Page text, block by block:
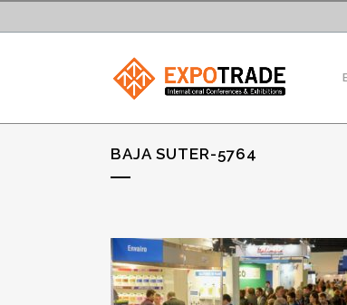
BAJA SUTER-5764